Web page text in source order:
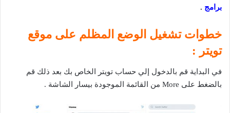
برامج .
خطوات تشغيل الوضع المظلم على موقع
تويتر :
في البداية قم بالدخول إلي حساب تويتر الخاص بك بعد ذلك قم
بالضغط على More من القائمة الموجودة بيسار الشاشة .